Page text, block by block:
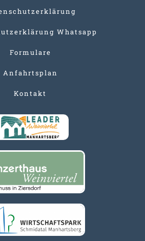
Whatsapp
Formulare
Anfahrtsplan
Kontakt